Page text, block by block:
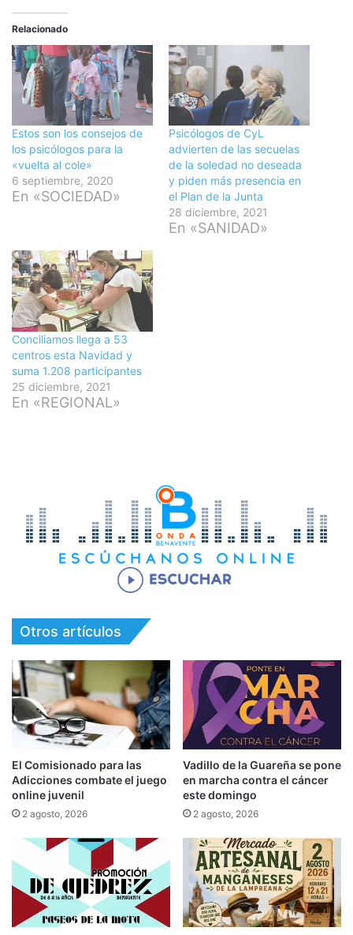
Relacionado
Estos son los consejos de
los psicólogos para la
«vuelta al cole»
6 septiembre, 2020
En «SOCIEDAD»
Psicólogos de CyL
advierten de las secuelas
de la soledad no deseada
y piden más presencia en
el Plan de la Junta
28 diciembre, 2021
En «SANIDAD»
Conciliamos llega a 53
centros esta Navidad y
suma 1.208 participantes
25 diciembre, 2021
En «REGIONAL»
Otros artículos
El Comisionado para las
Adicciones combate el juego
online juvenil
2 agosto, 2026
Vadillo de la Guareña se pone
en marcha contra el cáncer
este domingo
2 agosto, 2026